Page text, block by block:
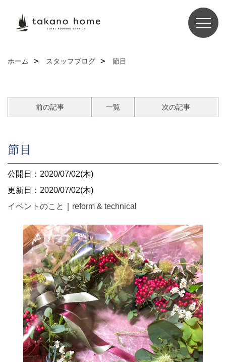
ホーム スタッフブログ 節目
前の記事 一覧 次の記事
節目
公開日：2020/07/02(木)
更新日：2020/07/02(木)
イベントのこと
reform & technical